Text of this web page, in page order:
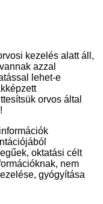
kezelés alatt áll,
azzal
lehet-e
orvos által
oktatási célt
nem
gyógyítása